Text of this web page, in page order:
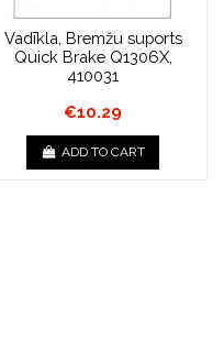
Vadīkla, Bremžu suports
Quick Brake Q1306X,
410031
€10.29
ADD TO CART